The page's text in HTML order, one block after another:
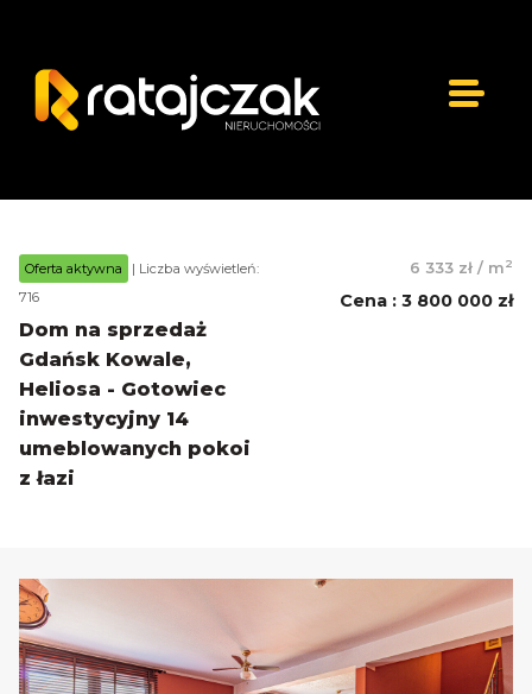
Oferta aktywna
| Liczba wyświetleń:
716
Dom na sprzedaż
Gdańsk Kowale,
Heliosa - Gotowiec
inwestycyjny 14
umeblowanych pokoi
z łazi
6 333 zł / m2
Cena : 3 800 000 zł